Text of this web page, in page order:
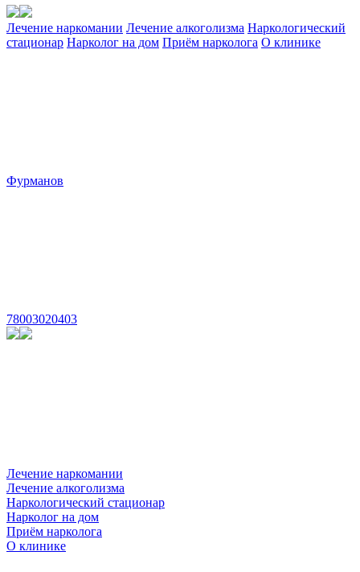
Лечение наркомании Лечение алкоголизма Наркологический
стационар Нарколог на дом Приём нарколога О клинике
Фурманов
78003020403
Лечение наркомании
Лечение алкоголизма
Наркологический стационар
Нарколог на дом
Приём нарколога
О клинике